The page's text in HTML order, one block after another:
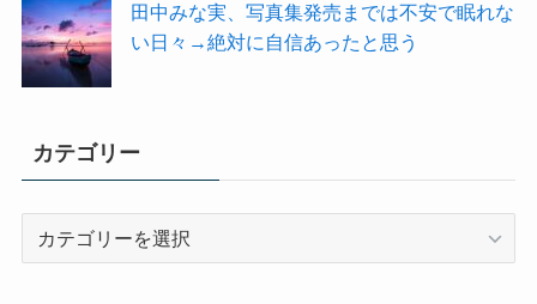
田中みな実、写真集発売までは不安で眠れな
い日々→絶対に自信あったと思う
カテゴリー